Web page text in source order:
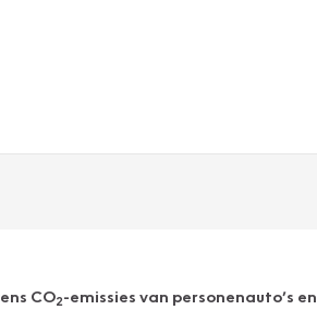
CO2-emissies van personenauto’s